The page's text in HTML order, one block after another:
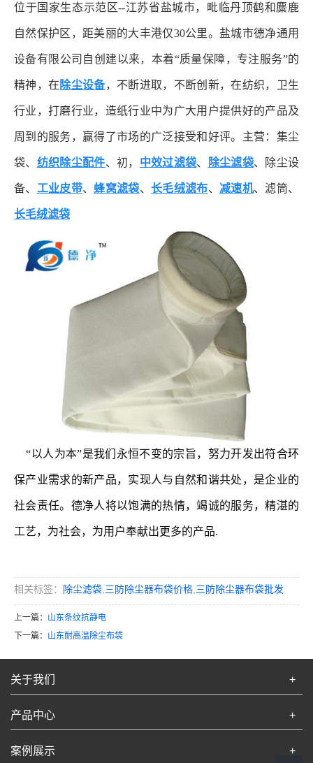
位于国家生态示范区--江苏省盐城市，毗临丹顶鹤和麋鹿
自然保护区，距美丽的大丰港仅30公里。盐城市德净通用
设备有限公司自创建以来，本着“质量保障，专注服务”的
精神，在 除尘设备，不断进取，不断创新，在纺织，卫生
行业，打磨行业，造纸行业中为广大用户提供好的产品及
周到的服务，赢得了市场的广泛接受和好评。主营：集尘
袋、 纺织除尘配件、初， 中效过滤袋、 除尘滤袋、除尘设
备、 工业皮带、 蜂窝滤袋、长毛绒滤布、 减速机、滤筒、
长毛绒滤袋
“以人为本”是我们永恒不变的宗旨，努力开发出符合环
保产业需求的新产品，实现人与自然和谐共处，是企业的
社会责任。德净人将以饱满的热情，竭诚的服务，精湛的
工艺，为社会，为用户奉献出更多的产品.
相关标签： 除尘滤袋 三防除尘器布袋价格 三防除尘器布袋批发
上一篇： 山东条纹抗静电
下一篇： 山东耐高温除尘布袋
关于我们 +
产品中心 +
案例展示 +